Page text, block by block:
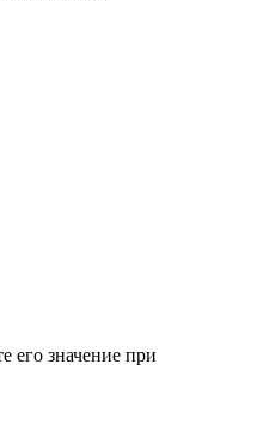
его значение при